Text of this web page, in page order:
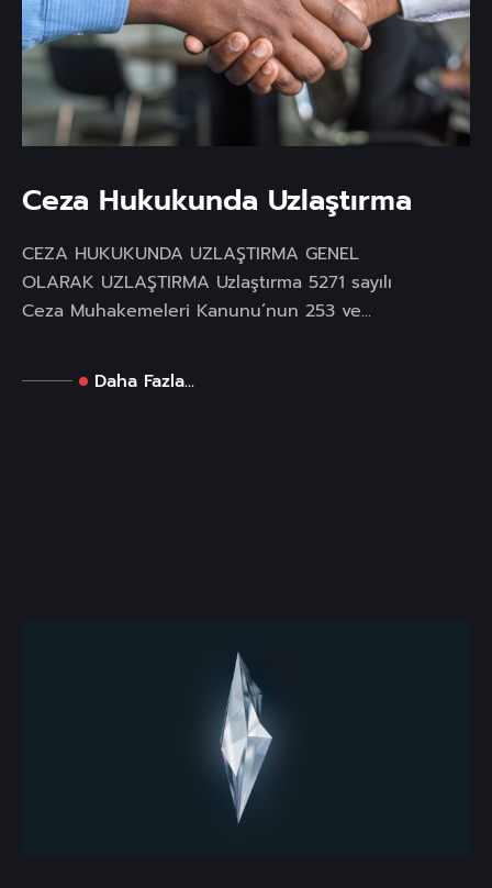
Ceza Hukukunda Uzlaştırma
CEZA HUKUKUNDA UZLAŞTIRMA GENEL
OLARAK UZLAŞTIRMA Uzlaştırma 5271 sayılı
Ceza Muhakemeleri Kanunu’nun 253 ve...
Daha Fazla...